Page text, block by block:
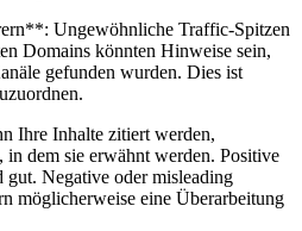
Ungewöhnliche Traffic-Spitzen
Domains könnten Hinweise sein,
gefunden wurden. Dies ist
Ihre Inhalte zitiert werden,
in dem sie erwähnt werden. Positive
gut. Negative oder misleading
möglicherweise eine Überarbeitung